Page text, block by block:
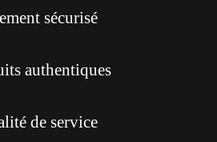
sécurisé
authentiques
de service